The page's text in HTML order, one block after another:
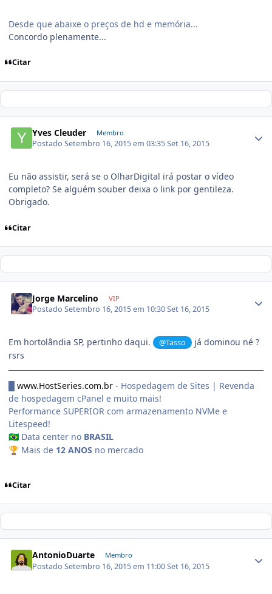
Desde que abaixe o preços de hd e memória...
Concordo plenamente...
Citar
Yves Cleuder Membro
PostadoSetembro 16, 2015 em 03:35Set 16, 2015
Eu não assistir, será se o OlharDigital irá postar o vídeo
completo? Se alguém souber deixa o link por gentileza.
Obrigado.
Citar
Jorge Marcelino VIP
PostadoSetembro 16, 2015 em 10:30Set 16, 2015
Em hortolândia SP, pertinho daqui. @Tasso
já dominou né ?
rsrs
www.HostSeries.com.br - Hospedagem de Sites | Revenda
de hospedagem cPanel e muito mais!
Performance SUPERIOR com armazenamento NVMe e
Litespeed!
🇧🇷 Data center no BRASIL
🏆 Mais de 12 ANOS no mercado
Citar
AntonioDuarte Membro
PostadoSetembro 16, 2015 em 11:00Set 16, 2015